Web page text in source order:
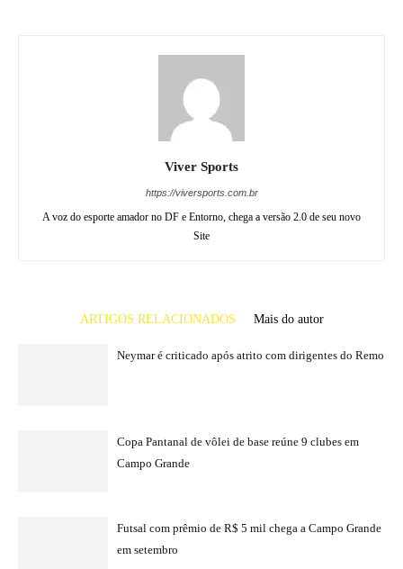
Viver Sports
https://viversports.com.br
A voz do esporte amador no DF e Entorno, chega a versão 2.0 de seu novo
Site
ARTIGOS RELACIONADOS Mais do autor
Neymar é criticado após atrito com dirigentes do Remo
Copa Pantanal de vôlei de base reúne 9 clubes em
Campo Grande
Futsal com prêmio de R$ 5 mil chega a Campo Grande
em setembro